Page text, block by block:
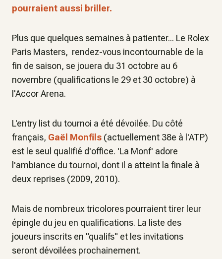
pourraient aussi briller.
Plus que quelques semaines à patienter... Le Rolex
Paris Masters, rendez-vous incontournable de la
fin de saison, se jouera du 31 octobre au 6
novembre (qualifications le 29 et 30 octobre) à
l'Accor Arena.
L'entry list du tournoi a été dévoilée. Du côté
français, Gaël Monfils (actuellement 38e à l'ATP)
est le seul qualifié d'office. 'La Monf' adore
l'ambiance du tournoi, dont il a atteint la finale à
deux reprises (2009, 2010).
Mais de nombreux tricolores pourraient tirer leur
épingle du jeu en qualifications. La liste des
joueurs inscrits en "qualifs" et les invitations
seront dévoilées prochainement.